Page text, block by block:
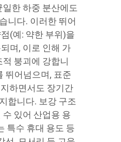
한 하중 분산에도
니다. 이러한 뛰어
(예: 약한 부위)을
며, 이로 인해 가
붕괴에 강합니
뛰어넘으며, 표준
하면서도 장기간
합니다. 보강 구조
있어 산업용 용
특수 휴대 용도 등